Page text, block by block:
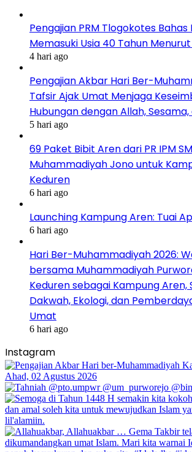
Pengajian PRM Tlogokotes Bahas
Memasuki Usia 40 Tahun
4 hari ago
Pengajian Akbar Hari Ber-
Tafsir Ajak Umat Menjaga
Hubungan dengan Allah,
5 hari ago
69 Paket Bibit Aren dari PR IPM
Muhammadiyah Jono untuk
Keduren
6 hari ago
Launching Kampung Aren: Tuai
6 hari ago
Hari Ber-Muhammadiyah 2026:
bersama Muhammadiyah
Keduren sebagai Kampung Aren,
Dakwah, Ekologi, dan
Umat
6 hari ago
Instagram